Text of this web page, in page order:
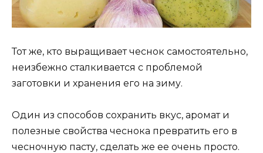
Тот же, кто выращивает чеснок самостоятельно,
неизбежно сталкивается с проблемой
заготовки и хранения его на зиму.
Один из способов сохранить вкус, аромат и
полезные свойства чеснока превратить его в
чесночную пасту, сделать же ее очень просто.